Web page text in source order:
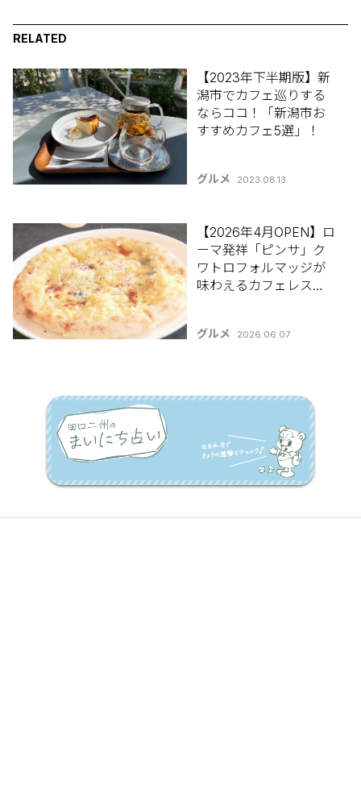
RELATED
【2023年下半期版】新
潟市でカフェ巡りする
ならココ！「新潟市お
すすめカフェ5選」！
グルメ 2023.08.13
【2026年4月OPEN】ロ
ーマ発祥「ピンサ」ク
ワトロフォルマッジが
味わえるカフェレスト
タルジア)」
グルメ 2026.06.07